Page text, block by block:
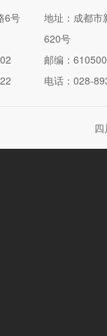
6号
地址：成都市
620号
邮编：610500
电话：028-